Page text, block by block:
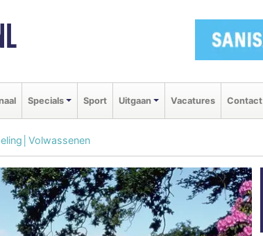
Specials Sport Uitgaan Vacatures Contact